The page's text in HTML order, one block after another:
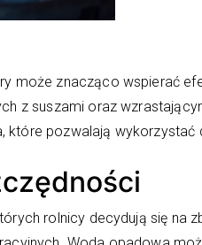
może znacząco wspierać
z suszami oraz
które pozwalają wykorzystać
rolnicy decydują się na